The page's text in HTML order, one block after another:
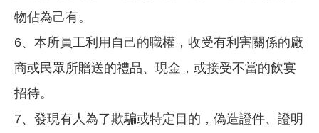
物佔為己有。
6、本所員工利用自己的職權，收受有利害關係的廠
商或民眾所贈送的禮品、現金，或接受不當的飲宴
招待。
7、發現有人為了欺騙或特定目的，偽造證件、證明